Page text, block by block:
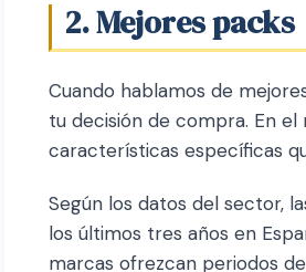
2. Mejores packs
Cuando hablamos de
tu decisión de compra. En
características específicas
Según los datos del sector,
los últimos tres años en
marcas ofrezcan periodos